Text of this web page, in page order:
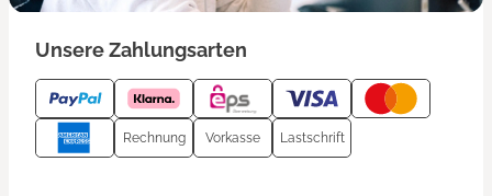
Unsere Zahlungsarten
Rechnung Vorkasse Lastschrift